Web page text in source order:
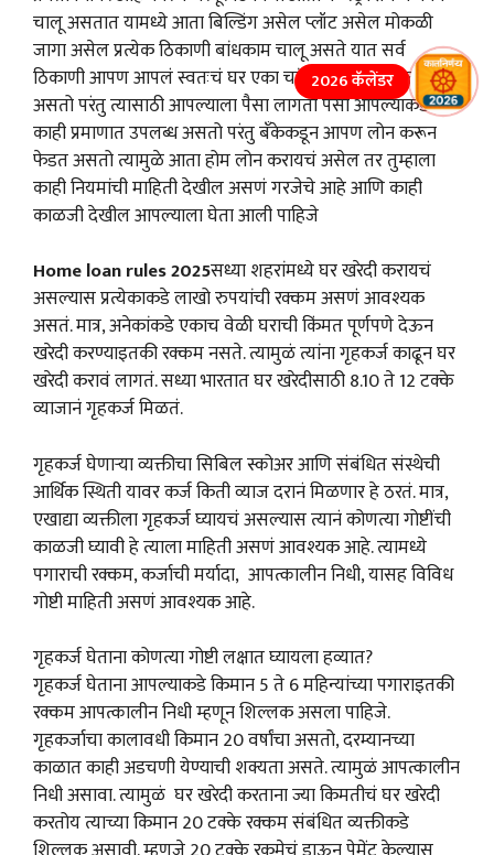
चालू असतात यामध्ये आता बिल्डिंग असेल प्लॉट असेल मोकळी
जागा असेल प्रत्येक ठिकाणी बांधकाम चालू असते यात सर्व
ठिकाणी आपण आपलं स्वतःचं घर एका चांगल्या ठिकाणी घेत
असतो परंतु त्यासाठी आपल्याला पैसा लागतो पैसा आपल्याकडे
काही प्रमाणात उपलब्ध असतो परंतु बँकेकडून आपण लोन करून
फेडत असतो त्यामुळे आता होम लोन करायचं असेल तर तुम्हाला
काही नियमांची माहिती देखील असणं गरजेचे आहे आणि काही
काळजी देखील आपल्याला घेता आली पाहिजे
Home loan rules 2025सध्या शहरांमध्ये घर खरेदी करायचं
असल्यास प्रत्येकाकडे लाखो रुपयांची रक्कम असणं आवश्यक
असतं. मात्र, अनेकांकडे एकाच वेळी घराची किंमत पूर्णपणे देऊन
खरेदी करण्याइतकी रक्कम नसते. त्यामुळं त्यांना गृहकर्ज काढून घर
खरेदी करावं लागतं. सध्या भारतात घर खरेदीसाठी 8.10 ते 12 टक्के
व्याजानं गृहकर्ज मिळतं.
गृहकर्ज घेणाऱ्या व्यक्तीचा सिबिल स्कोअर आणि संबंधित संस्थेची
आर्थिक स्थिती यावर कर्ज किती व्याज दरानं मिळणार हे ठरतं. मात्र,
एखाद्या व्यक्तीला गृहकर्ज घ्यायचं असल्यास त्यानं कोणत्या गोष्टींची
काळजी घ्यावी हे त्याला माहिती असणं आवश्यक आहे. त्यामध्ये
पगाराची रक्कम, कर्जाची मर्यादा, आपत्कालीन निधी, यासह विविध
गोष्टी माहिती असणं आवश्यक आहे.
गृहकर्ज घेताना कोणत्या गोष्टी लक्षात घ्यायला हव्यात?
गृहकर्ज घेताना आपल्याकडे किमान 5 ते 6 महिन्यांच्या पगाराइतकी
रक्कम आपत्कालीन निधी म्हणून शिल्लक असला पाहिजे.
गृहकर्जाचा कालावधी किमान 20 वर्षांचा असतो, दरम्यानच्या
काळात काही अडचणी येण्याची शक्यता असते. त्यामुळं आपत्कालीन
निधी असावा. त्यामुळं घर खरेदी करताना ज्या किमतीचं घर खरेदी
करतोय त्याच्या किमान 20 टक्के रक्कम संबंधित व्यक्तीकडे
2026 कॅलेंडर